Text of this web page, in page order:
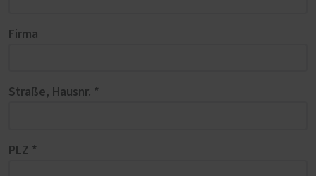
Firma
Straße, Hausnr. *
PLZ *